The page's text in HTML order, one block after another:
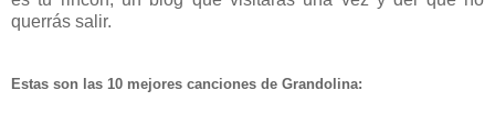
querrás salir.
Estas son las 10 mejores canciones de Grandolina: